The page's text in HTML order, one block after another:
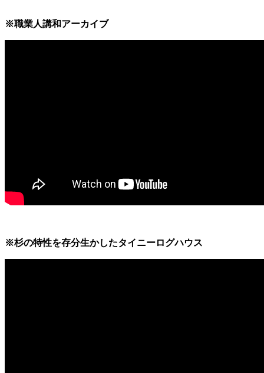
※職業人講和アーカイブ
※杉の特性を存分生かしたタイニーログハウス